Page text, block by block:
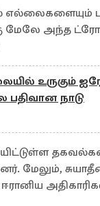
எல்லைகளையும்
மேலே அந்த
உருகும்
பதிவான நாடு
மேலும்,